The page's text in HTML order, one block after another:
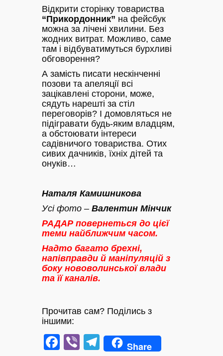
Відкрити сторінку товариства
“Прикордонник” на фейсбук
можна за лічені хвилини. Без
жодних витрат. Можливо, саме
там і відбуватимуться бурхливі
обговорення?
А замість писати нескінченні
позови та апеляції всі
зацікавлені сторони, може,
сядуть нарешті за стіл
переговорів? І домовляться не
підігравати будь-яким владцям,
а обстоювати інтереси
садівничого товариства. Отих
сивих дачників, їхніх дітей та
онуків…
Наталя Камишникова
Усі фото – Валентин Мінчик
РАДАР повернеться до цієї
теми найближчим часом.
Надто багато брехні,
напівправди й маніпуляцій з
боку нововолинської влади
та її каналів.
Прочитав сам? Поділись з
іншими:
Facebook
ViberTelegram
Share